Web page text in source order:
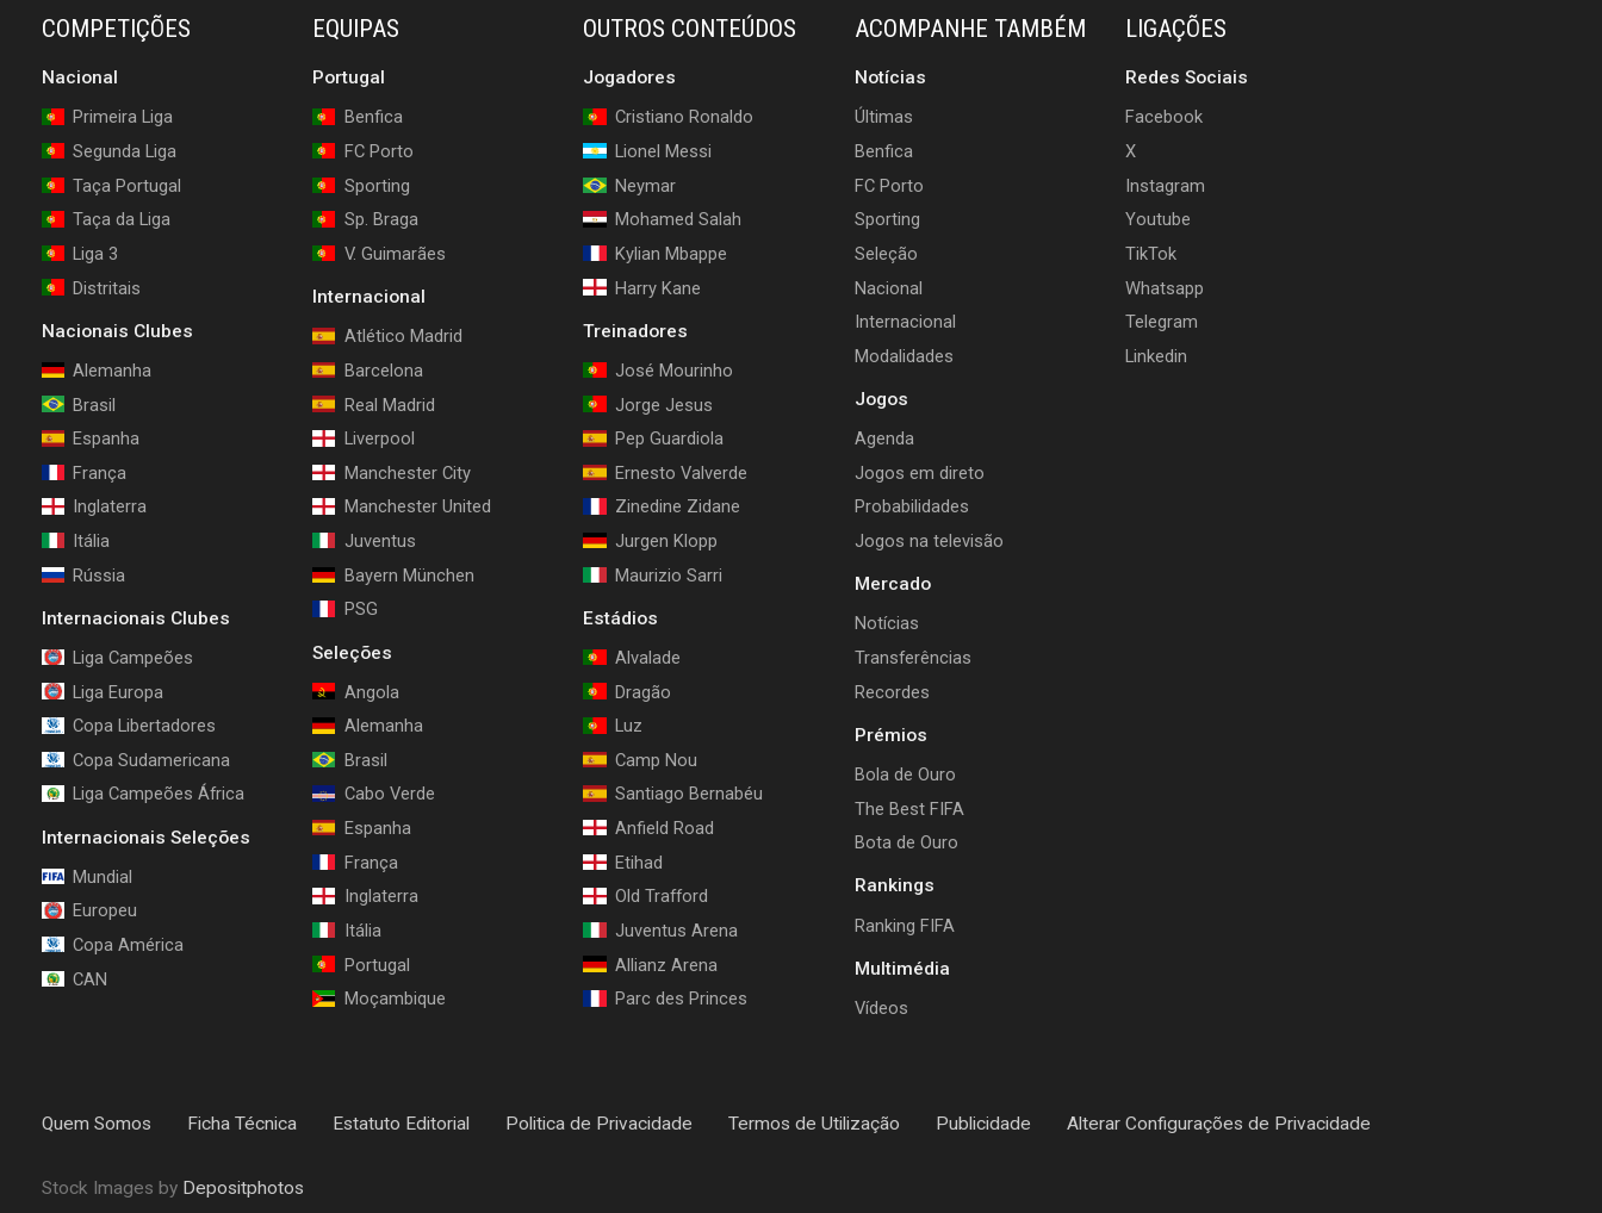
COMPETIÇÕES
Nacional
Primeira Liga
Segunda Liga
Taça Portugal
Taça da Liga
Liga 3
Distritais
Nacionais Clubes
Alemanha
Brasil
Espanha
França
Inglaterra
Itália
Rússia
Internacionais Clubes
Liga Campeões
Liga Europa
Copa Libertadores
Copa Sudamericana
Liga Campeões África
Internacionais Seleções
Mundial
Europeu
Copa América
CAN
EQUIPAS
Portugal
Benfica
FC Porto
Sporting
Sp. Braga
V. Guimarães
Internacional
Atlético Madrid
Barcelona
Real Madrid
Liverpool
Manchester City
Manchester United
Juventus
Bayern München
PSG
Seleções
Angola
Alemanha
Brasil
Cabo Verde
Espanha
França
Inglaterra
Itália
Portugal
Moçambique
OUTROS CONTEÚDOS
Jogadores
Cristiano Ronaldo
Lionel Messi
Neymar
Mohamed Salah
Kylian Mbappe
Harry Kane
Treinadores
José Mourinho
Jorge Jesus
Pep Guardiola
Ernesto Valverde
Zinedine Zidane
Jurgen Klopp
Maurizio Sarri
Estádios
Alvalade
Dragão
Luz
Camp Nou
Santiago Bernabéu
Anfield Road
Etihad
Old Trafford
Juventus Arena
Allianz Arena
Parc des Princes
ACOMPANHE TAMBÉM
Notícias
Últimas
Benfica
FC Porto
Sporting
Seleção
Nacional
Internacional
Modalidades
Jogos
Agenda
Jogos em direto
Probabilidades
Jogos na televisão
Mercado
Notícias
Transferências
Recordes
Prémios
Bola de Ouro
The Best FIFA
Bota de Ouro
Rankings
Ranking FIFA
Multimédia
Vídeos
LIGAÇÕES
Redes Sociais
Facebook
X
Instagram
Youtube
TikTok
Whatsapp
Telegram
Linkedin
Quem Somos Ficha Técnica Estatuto Editorial Politica de Privacidade Termos de Utilização Publicidade Alterar Configurações de Privacidade
Stock Images by Depositphotos